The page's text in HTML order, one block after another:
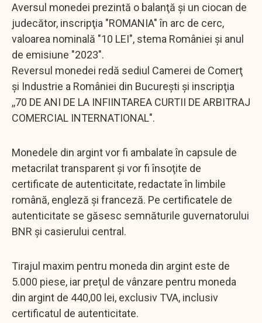
Aversul monedei prezintă o balanţă şi un ciocan de
judecător, inscripţia "ROMANIA" în arc de cerc,
valoarea nominală "10 LEI", stema României şi anul
de emisiune "2023".
Reversul monedei redă sediul Camerei de Comerţ
şi Industrie a României din Bucureşti şi inscripţia
,,70 DE ANI DE LA INFIINTAREA CURTII DE ARBITRAJ
COMERCIAL INTERNATIONAL".
Monedele din argint vor fi ambalate în capsule de
metacrilat transparent şi vor fi însoţite de
certificate de autenticitate, redactate în limbile
română, engleză şi franceză. Pe certificatele de
autenticitate se găsesc semnăturile guvernatorului
BNR şi casierului central.
Tirajul maxim pentru moneda din argint este de
5.000 piese, iar preţul de vânzare pentru moneda
din argint de 440,00 lei, exclusiv TVA, inclusiv
certificatul de autenticitate.